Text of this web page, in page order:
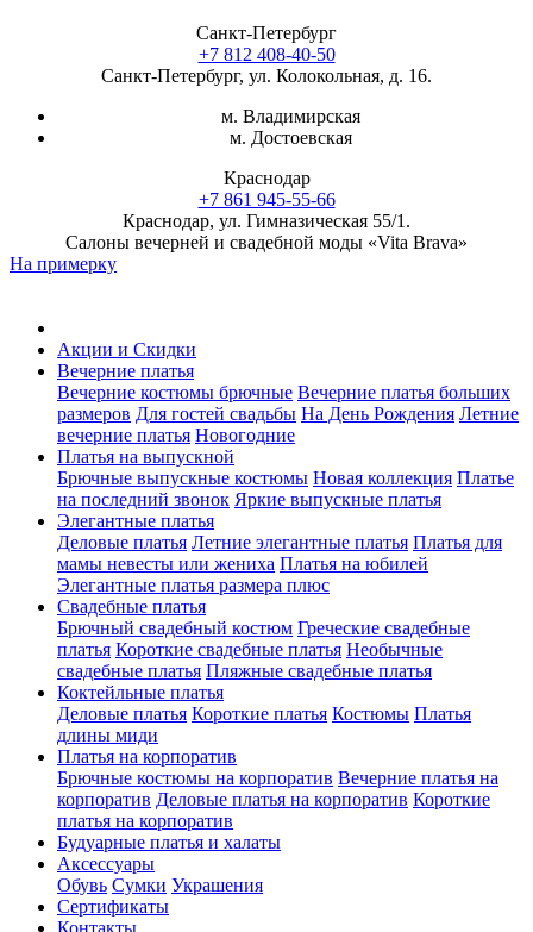
Санкт-Петербург
+7 812 408-40-50
Санкт-Петербург, ул. Колокольная, д. 16.
м. Владимирская
м. Достоевская
Краснодар
+7 861 945-55-66
Краснодар, ул. Гимназическая 55/1.
Салоны вечерней и свадебной моды «Vita Brava»
На примерку
Акции и Скидки
Вечерние платья
Вечерние костюмы брючные Вечерние платья больших
размеров Для гостей свадьбы На День Рождения Летние
вечерние платья Новогодние
Платья на выпускной
Брючные выпускные костюмы Новая коллекция Платье
на последний звонок Яркие выпускные платья
Элегантные платья
Деловые платья Летние элегантные платья Платья для
мамы невесты или жениха Платья на юбилей
Элегантные платья размера плюс
Свадебные платья
Брючный свадебный костюм Греческие свадебные
платья Короткие свадебные платья Необычные
свадебные платья Пляжные свадебные платья
Коктейльные платья
Деловые платья Короткие платья Костюмы Платья
длины миди
Платья на корпоратив
Брючные костюмы на корпоратив Вечерние платья на
корпоратив Деловые платья на корпоратив Короткие
платья на корпоратив
Будуарные платья и халаты
Аксессуары
Обувь Сумки Украшения
Сертификаты
Контакты